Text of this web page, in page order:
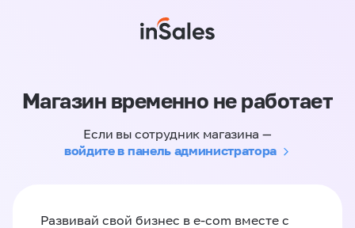
Магазин временно не работает
Если вы сотрудник магазина —
войдите в панель администратора
Развивай свой бизнес в e-com вместе с